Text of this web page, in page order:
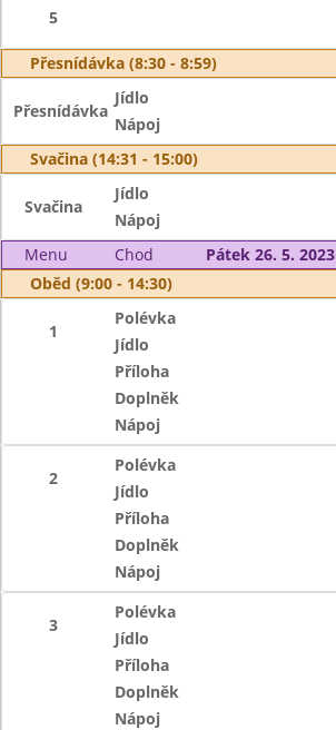
5
Přesnídávka (8:30 - 8:59)
Přesnídávka
Jídlo
Nápoj
Svačina (14:31 - 15:00)
Svačina
Jídlo
Nápoj
Menu
Chod
Pátek 26. 5. 2023
Oběd (9:00 - 14:30)
1
Polévka
Jídlo
Příloha
Doplněk
Nápoj
2
Polévka
Jídlo
Příloha
Doplněk
Nápoj
3
Polévka
Jídlo
Příloha
Doplněk
Nápoj